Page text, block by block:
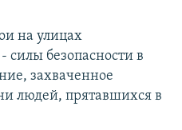
на улицах
силы безопасности в
захваченное
людей, прятавшихся в